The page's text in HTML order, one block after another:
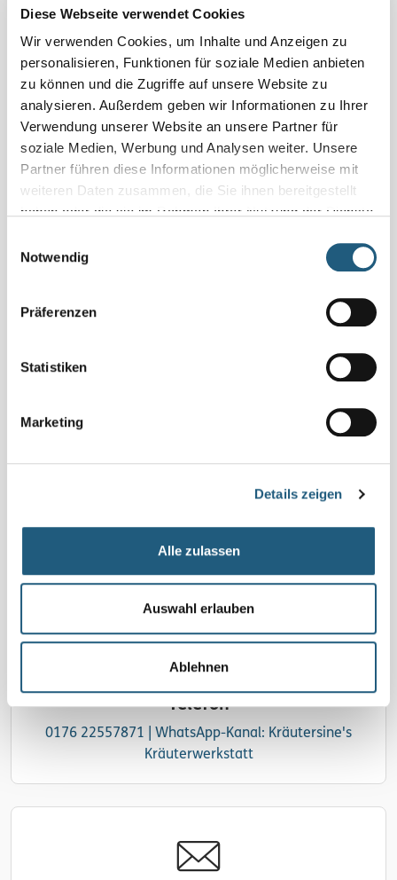
Diese Webseite verwendet Cookies
Wir verwenden Cookies, um Inhalte und Anzeigen zu
personalisieren, Funktionen für soziale Medien anbieten
zu können und die Zugriffe auf unsere Website zu
analysieren. Außerdem geben wir Informationen zu Ihrer
Verwendung unserer Website an unsere Partner für
soziale Medien, Werbung und Analysen weiter. Unsere
Partner führen diese Informationen möglicherweise mit
weiteren Daten zusammen, die Sie ihnen bereitgestellt
haben oder die sie im Rahmen Ihrer Nutzung der Dienste
Notwendig
Präferenzen
Statistiken
Marketing
Details zeigen
Alle zulassen
Auswahl erlauben
Ablehnen
direkt mit den Veranstaltenden.
Details
1,5 Std. | 2 km | Schwierigkeitsgrad: leicht | Sitzunterlage
mitbringen
Region
Kosten pro Person
Ja, wichtig! Bitte melden Sie sich bei den Veranstaltenden
an! Hier erfahren Sie auch mögliche Änderungen. Ohne
ZNL Gesine Müller,
Tel.: 0176 22557871 | WhatsApp-Kanal: Kräutersine's
info@kraeutersine.info
zurück zur Liste
Telefon
0176 22557871 | WhatsApp-Kanal: Kräutersine's
Kräuterwerkstatt